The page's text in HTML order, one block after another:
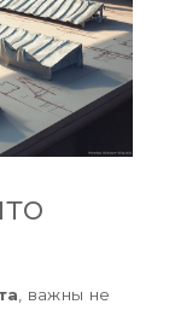
, важны не